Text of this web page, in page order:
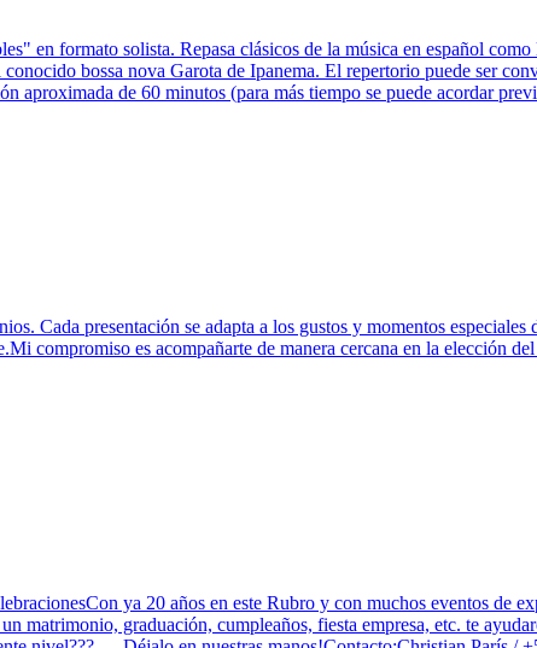
en formato solista. Repasa clásicos de la música en español
bossa nova Garota de Ipanema. El repertorio puede ser
aproximada de 60 minutos (para más tiempo se puede acordar
Cada presentación se adapta a los gustos y momentos
compromiso es acompañarte de manera cercana en la elección
ya 20 años en este Rubro y con muchos eventos de
matrimonio, graduación, cumpleaños, fiesta empresa, etc. te